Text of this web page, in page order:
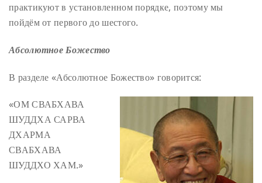
практикуют в установленном порядке, поэтому мы
пойдём от первого до шестого.
Абсолютное Божество
В разделе «Абсолютное Божество» говорится:
«ОМ СВАБХАВА
ШУДДХА САРВА
ДХАРМА
СВАБХАВА
ШУДДХО ХАМ.»